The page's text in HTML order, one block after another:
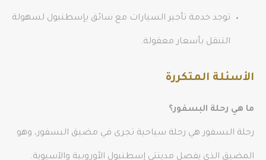
توجد خدمة تأجير السيارات مع سائق بإسطنبول لسهولة
التنقل بأسعار معقولة.
الأسئلة المتكررة
ما هي رحلة البسفور؟
رحلة البسفور هي رحلة سياحية تجرى في مضيق البسفور، وهو
المضيق الذي يفصل مدينتي إسطنبول الأوروبية والآسيوية.